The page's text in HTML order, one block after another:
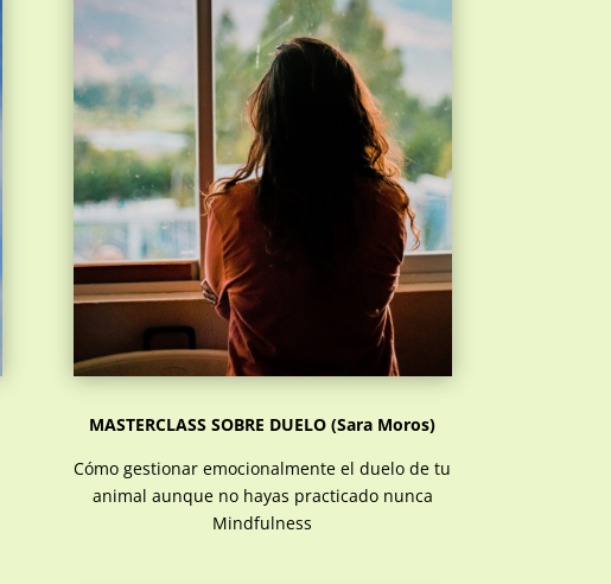
MASTERCLASS SOBRE DUELO (Sara Moros)
Cómo gestionar emocionalmente el duelo de tu
animal aunque no hayas practicado nunca
Mindfulness